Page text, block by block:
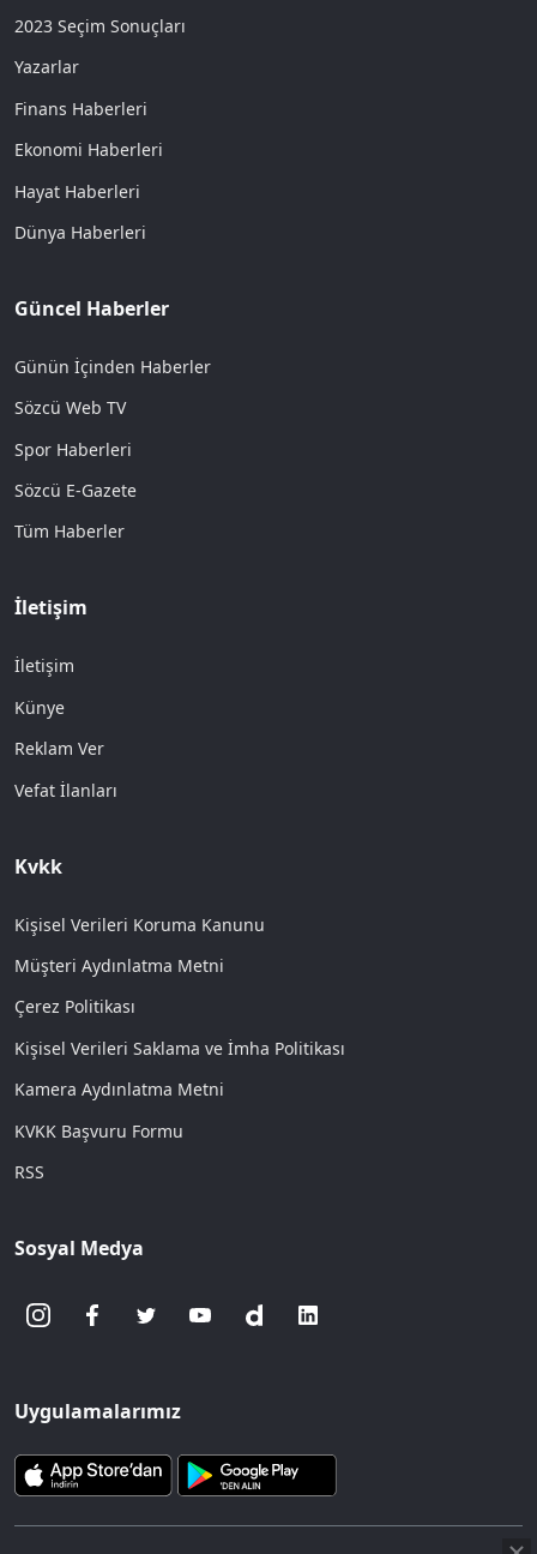
2023 Seçim Sonuçları
Yazarlar
Finans Haberleri
Ekonomi Haberleri
Hayat Haberleri
Dünya Haberleri
Güncel Haberler
Günün İçinden Haberler
Sözcü Web TV
Spor Haberleri
Sözcü E-Gazete
Tüm Haberler
İletişim
İletişim
Künye
Reklam Ver
Vefat İlanları
Kvkk
Kişisel Verileri Koruma Kanunu
Müşteri Aydınlatma Metni
Çerez Politikası
Kişisel Verileri Saklama ve İmha Politikası
Kamera Aydınlatma Metni
KVKK Başvuru Formu
RSS
Sosyal Medya
Uygulamalarımız